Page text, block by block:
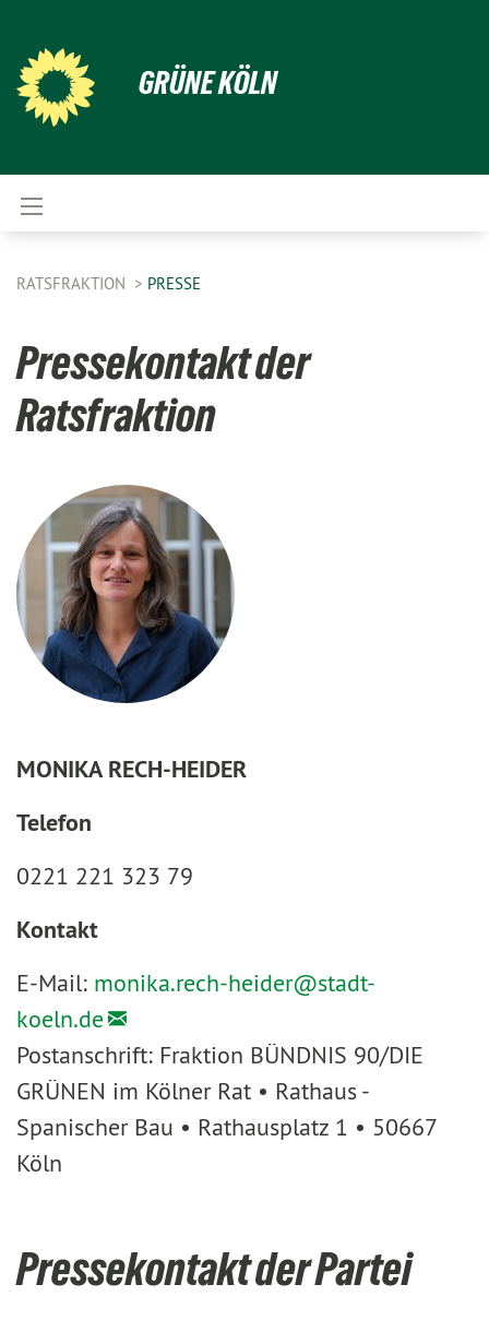
GRÜNE KÖLN
RATSFRAKTION PRESSE
Pressekontakt der
Ratsfraktion
MONIKA RECH-HEIDER
Telefon
0221 221 323 79
Kontakt
E-Mail: monika.rech-heider@stadt-
koeln.de
Postanschrift: Fraktion BÜNDNIS 90/DIE
GRÜNEN im Kölner Rat • Rathaus -
Spanischer Bau • Rathausplatz 1 • 50667
Köln
Pressekontakt der Partei